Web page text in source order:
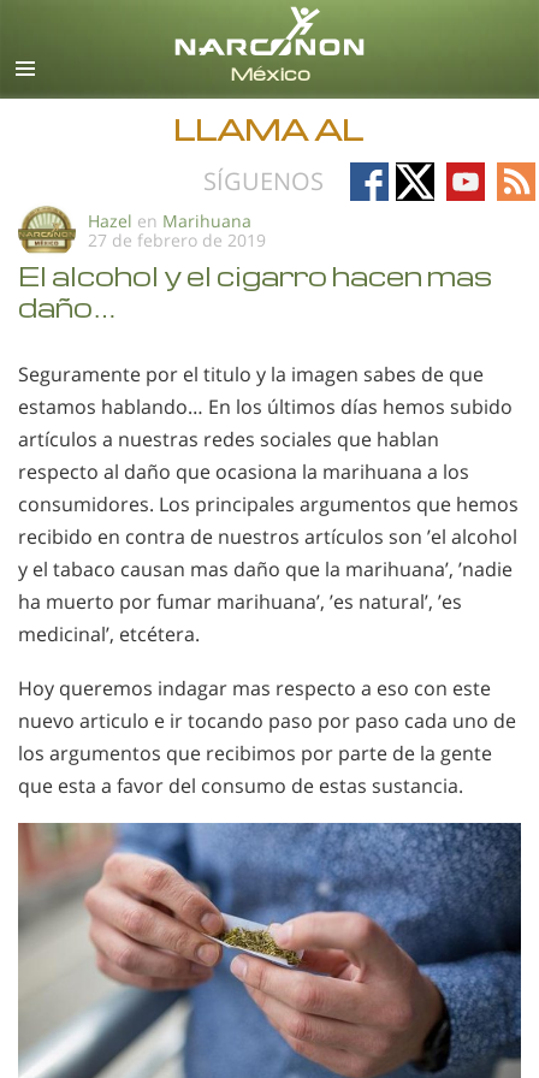
Español
Todas las Regiones/Idiomas
LLAMA AL
SÍGUENOS
Follow
on
Follow
on
Follow
on
on
Hazel en Marihuana
27 de febrero de 2019
El alcohol y el cigarro hacen mas
daño…
Seguramente por el titulo y la imagen sabes de que
estamos hablando… En los últimos días hemos subido
artículos a nuestras redes sociales que hablan
respecto al daño que ocasiona la marihuana a los
consumidores. Los principales argumentos que hemos
recibido en contra de nuestros artículos son ’el alcohol
y el tabaco causan mas daño que la marihuana’, ’nadie
ha muerto por fumar marihuana’, ’es natural’, ’es
medicinal’, etcétera.
Hoy queremos indagar mas respecto a eso con este
nuevo articulo e ir tocando paso por paso cada uno de
los argumentos que recibimos por parte de la gente
que esta a favor del consumo de estas sustancia.